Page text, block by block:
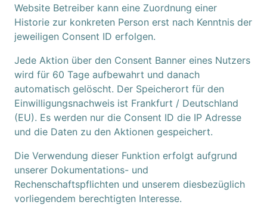
Website Betreiber kann eine Zuordnung einer
Historie zur konkreten Person erst nach Kenntnis der
jeweiligen Consent ID erfolgen.
Jede Aktion über den Consent Banner eines Nutzers
wird für 60 Tage aufbewahrt und danach
automatisch gelöscht. Der Speicherort für den
Einwilligungsnachweis ist Frankfurt / Deutschland
(EU). Es werden nur die Consent ID die IP Adresse
und die Daten zu den Aktionen gespeichert.
Die Verwendung dieser Funktion erfolgt aufgrund
unserer Dokumentations- und
Rechenschaftspflichten und unserem diesbezüglich
vorliegendem berechtigten Interesse.